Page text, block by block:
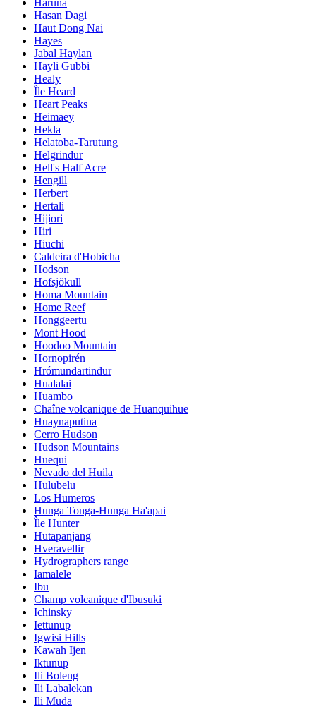
Hasan Dagi
Haut Dong Nai
Hayes
Jabal Haylan
Hayli Gubbi
Healy
Île Heard
Heart Peaks
Heimaey
Hekla
Helatoba-Tarutung
Helgrindur
Hell's Half Acre
Hengill
Herbert
Hertali
Hijiori
Hiri
Hiuchi
Caldeira d'Hobicha
Hodson
Hofsjökull
Homa Mountain
Home Reef
Honggeertu
Mont Hood
Hoodoo Mountain
Hornopirén
Hrómundartindur
Hualalai
Huambo
Chaîne volcanique de Huanquihue
Huaynaputina
Cerro Hudson
Hudson Mountains
Huequi
Nevado del Huila
Hulubelu
Los Humeros
Hunga Tonga-Hunga Ha'apai
Île Hunter
Hutapanjang
Hveravellir
Hydrographers range
Iamalele
Ibu
Champ volcanique d'Ibusuki
Ichinsky
Iettunup
Igwisi Hills
Kawah Ijen
Iktunup
Ili Boleng
Ili Labalekan
Ili Muda